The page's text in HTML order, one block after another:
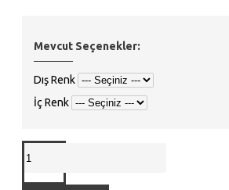
Mevcut Seçenekler:
Dış Renk
İç Renk